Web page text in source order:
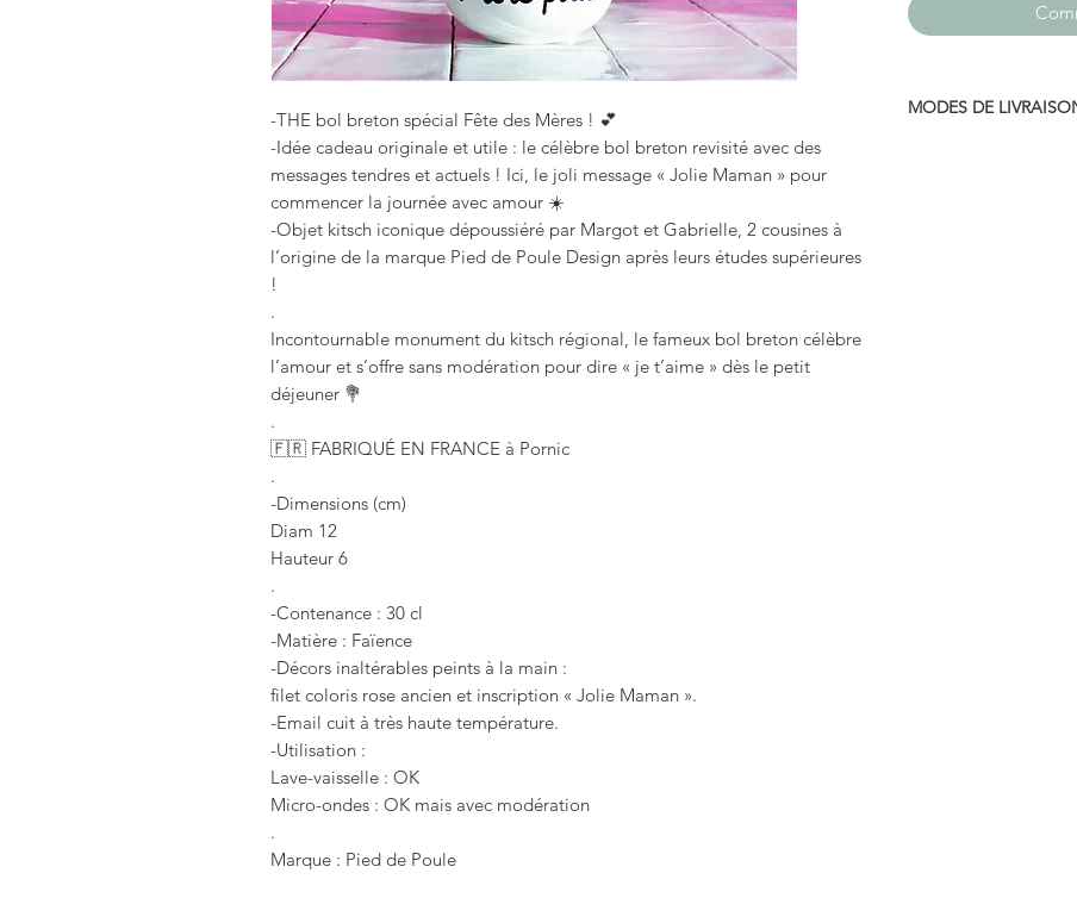
-THE bol breton spécial Fête des Mères ! 💕
-Idée cadeau originale et utile : le célèbre bol breton revisité avec des
messages tendres et actuels ! Ici, le joli message « Jolie Maman » pour
commencer la journée avec amour ☀️
-Objet kitsch iconique dépoussiéré par Margot et Gabrielle, 2 cousines à
l’origine de la marque Pied de Poule Design après leurs études supérieures
!
.
Incontournable monument du kitsch régional, le fameux bol breton célèbre
l’amour et s’offre sans modération pour dire « je t’aime » dès le petit
déjeuner 💐
.
🇫🇷 FABRIQUÉ EN FRANCE à Pornic
.
-Dimensions (cm)
Diam 12
Hauteur 6
.
-Contenance : 30 cl
-Matière : Faïence
-Décors inaltérables peints à la main :
filet coloris rose ancien et inscription « Jolie Maman ».
-Email cuit à très haute température.
-Utilisation :
Lave-vaisselle : OK
Micro-ondes : OK mais avec modération
.
Marque : Pied de Poule
MODES DE